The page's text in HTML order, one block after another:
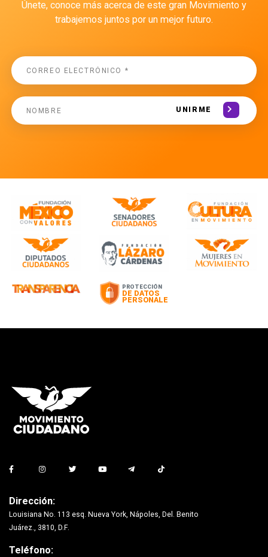
Únete, conoce más acerca de este gran Movimiento y
trabajemos juntos por un mejor futuro.
UNIRME
Dirección:
Louisiana No. 113 esq. Nueva York, Nápoles, Del. Benito
Juárez., 3810, D.F.
Teléfono: